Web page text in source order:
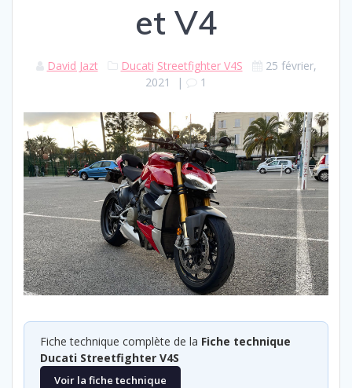
et V4
David Jazt Ducati Streetfighter V4S
25 février,
2021
| 1
Fiche technique complète de la Fiche technique
Ducati Streetfighter V4S
Voir la fiche technique